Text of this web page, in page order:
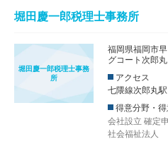
堀田慶一郎税理士事務所
堀田慶一郎税理士事務
所
福岡県福岡市
グコート次郎
アクセス
七隈線次郎丸駅
得意分野・
会社設立 確定
社会福祉法人